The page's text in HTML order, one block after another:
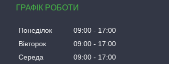
ГРАФІК РОБОТИ
Понеділок 09:00
17:00
Вівторок
09:00
17:00
Середа
09:00
17:00